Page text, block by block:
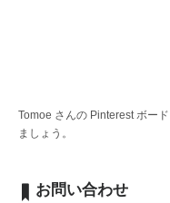
Tomoe さんの Pinterest ボー
ましょう。
お問い合わせ